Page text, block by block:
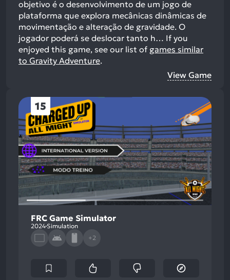
objetivo é o desenvolvimento de um jogo de
plataforma que explora mecânicas dinâmicas de
movimentação e alteração de gravidade. O
jogador poderá se deslocar tanto h… If you
enjoyed this game, see our list of games similar
to Gravity Adventure.
View Game
15
FRC Game Simulator
2024 Simulation
+2